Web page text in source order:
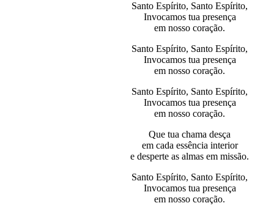
Santo Espírito, Santo Espírito,
Invocamos tua presença
em nosso coração.
Santo Espírito, Santo Espírito,
Invocamos tua presença
em nosso coração.
Santo Espírito, Santo Espírito,
Invocamos tua presença
em nosso coração.
Que tua chama desça
em cada essência interior
e desperte as almas em missão.
Santo Espírito, Santo Espírito,
Invocamos tua presença
em nosso coração.